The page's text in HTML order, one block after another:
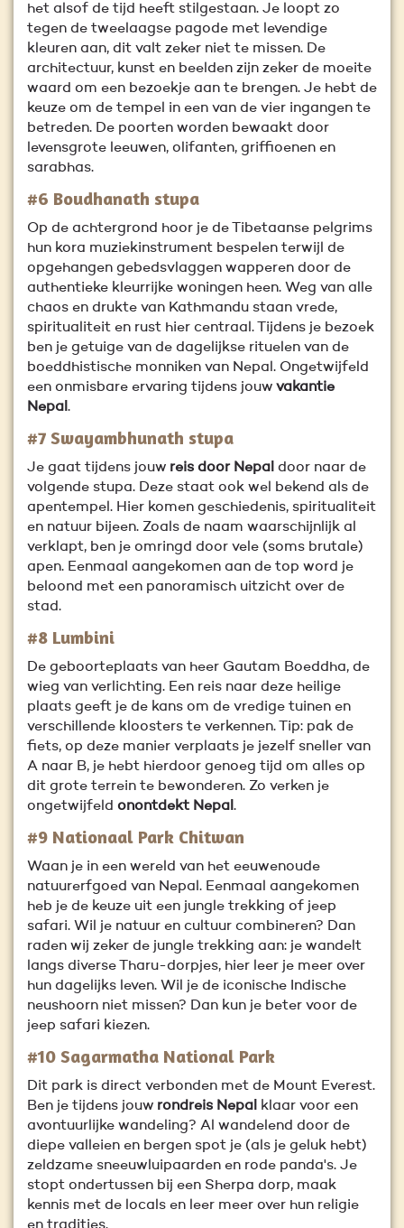
het alsof de tijd heeft stilgestaan. Je loopt zo
tegen de tweelaagse pagode met levendige
kleuren aan, dit valt zeker niet te missen. De
architectuur, kunst en beelden zijn zeker de moeite
waard om een bezoekje aan te brengen. Je hebt de
keuze om de tempel in een van de vier ingangen te
betreden. De poorten worden bewaakt door
levensgrote leeuwen, olifanten, griffioenen en
sarabhas.
#6 Boudhanath stupa
Op de achtergrond hoor je de Tibetaanse pelgrims
hun kora muziekinstrument bespelen terwijl de
opgehangen gebedsvlaggen wapperen door de
authentieke kleurrijke woningen heen. Weg van alle
chaos en drukte van Kathmandu staan vrede,
spiritualiteit en rust hier centraal. Tijdens je bezoek
ben je getuige van de dagelijkse rituelen van de
boeddhistische monniken van Nepal. Ongetwijfeld
een onmisbare ervaring tijdens jouw vakantie
Nepal .
#7 Swayambhunath stupa
Je gaat tijdens jouw reis door Nepal door naar de
volgende stupa. Deze staat ook wel bekend als de
apentempel. Hier komen geschiedenis, spiritualiteit
en natuur bijeen. Zoals de naam waarschijnlijk al
verklapt, ben je omringd door vele (soms brutale)
apen. Eenmaal aangekomen aan de top word je
beloond met een panoramisch uitzicht over de
stad.
#8 Lumbini
De geboorteplaats van heer Gautam Boeddha, de
wieg van verlichting. Een reis naar deze heilige
plaats geeft je de kans om de vredige tuinen en
verschillende kloosters te verkennen. Tip: pak de
fiets, op deze manier verplaats je jezelf sneller van
A naar B, je hebt hierdoor genoeg tijd om alles op
dit grote terrein te bewonderen. Zo verken je
ongetwijfeld onontdekt Nepal .
#9 Nationaal Park Chitwan
Waan je in een wereld van het eeuwenoude
natuurerfgoed van Nepal. Eenmaal aangekomen
heb je de keuze uit een jungle trekking of jeep
safari. Wil je natuur en cultuur combineren? Dan
raden wij zeker de jungle trekking aan: je wandelt
langs diverse Tharu-dorpjes, hier leer je meer over
hun dagelijks leven. Wil je de iconische Indische
neushoorn niet missen? Dan kun je beter voor de
jeep safari kiezen.
#10 Sagarmatha National Park
Dit park is direct verbonden met de Mount Everest.
Ben je tijdens jouw rondreis Nepal
klaar voor een
avontuurlijke wandeling? Al wandelend door de
diepe valleien en bergen spot je (als je geluk hebt)
zeldzame sneeuwluipaarden en rode panda's. Je
stopt ondertussen bij een Sherpa dorp, maak
kennis met de locals en leer meer over hun religie